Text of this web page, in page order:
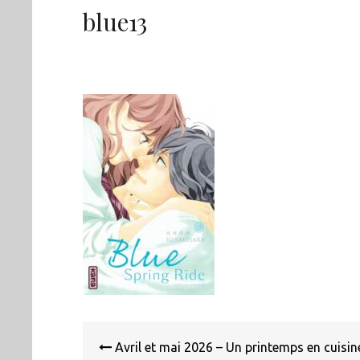
blue13
de
Avril et mai 2026 – Un printemps en